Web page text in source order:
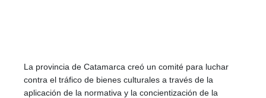
La provincia de Catamarca creó un comité para luchar
contra el tráfico de bienes culturales a través de la
aplicación de la normativa y la concientización de la